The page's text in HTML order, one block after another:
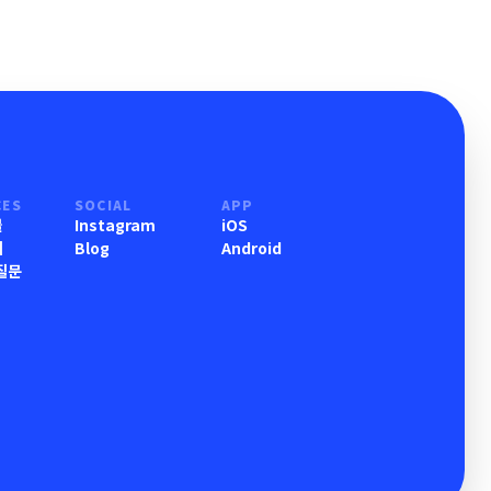
문
SOCIAL
Instagram
Blog
APP
iOS
Android